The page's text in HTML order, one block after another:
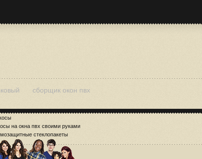
на окна пвх своими руками
стеклопакеты
сборщик окон пвх